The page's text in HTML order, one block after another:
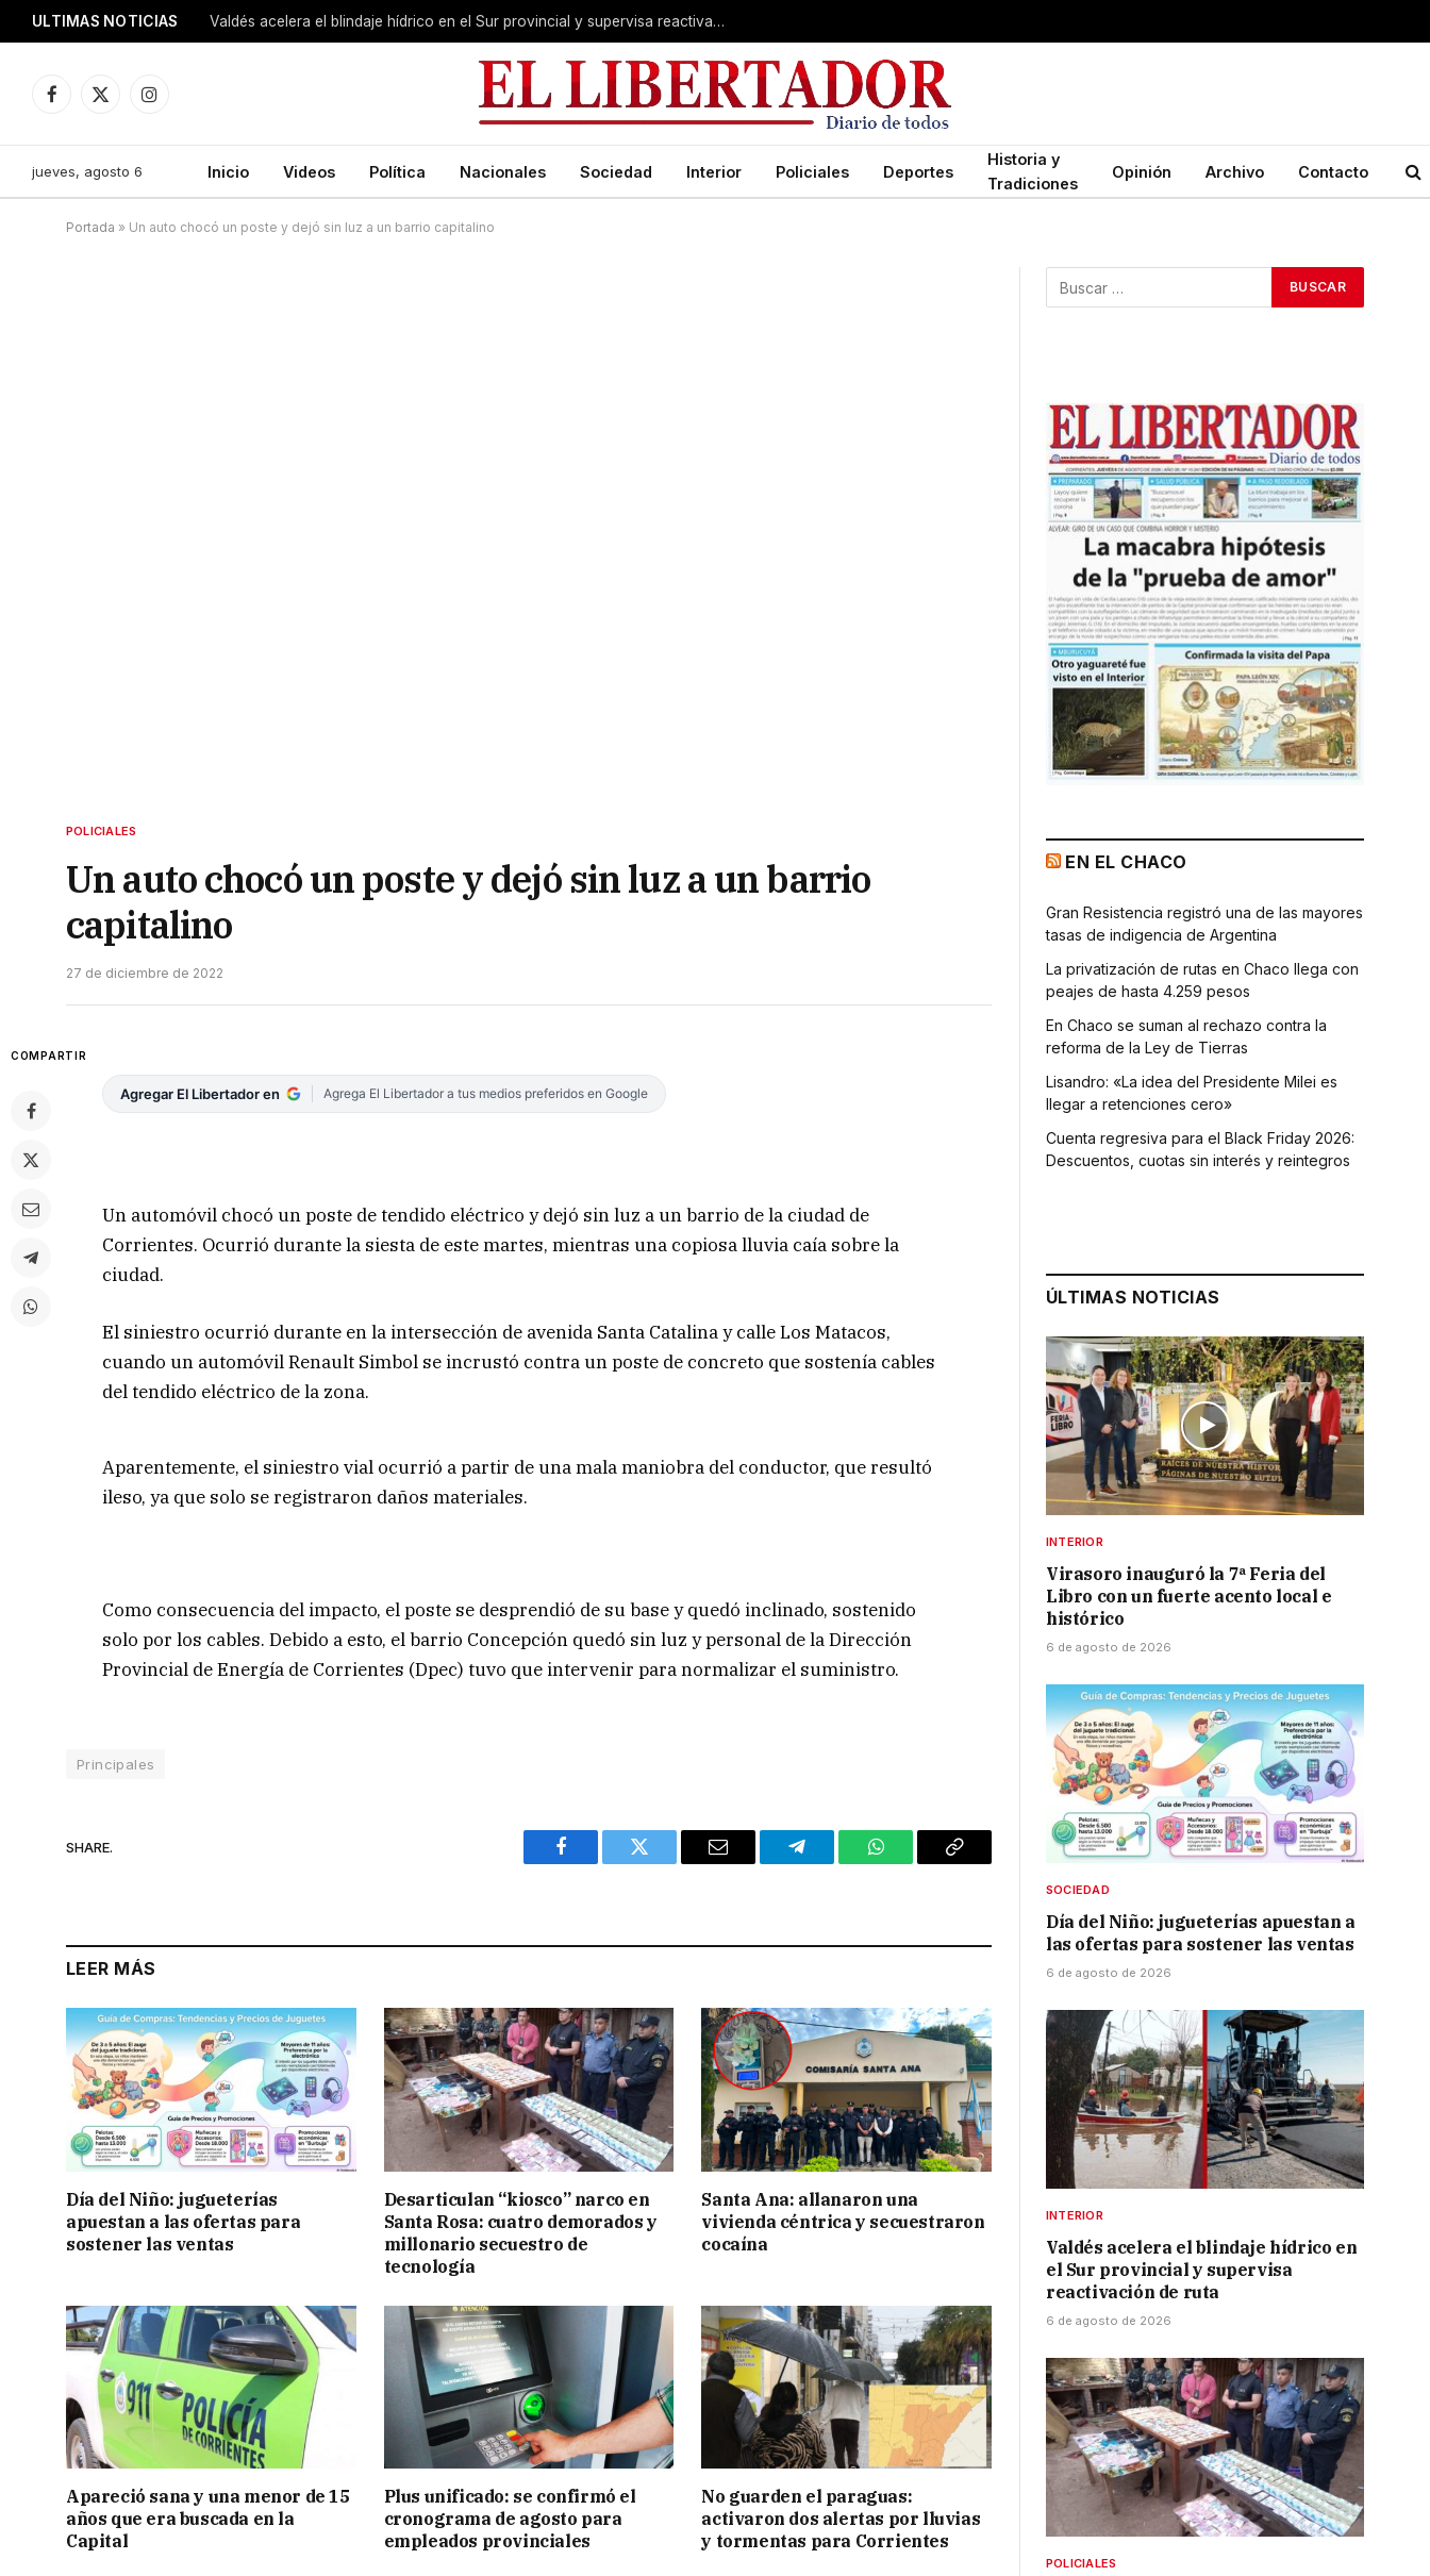
ULTIMAS NOTICIAS Valdés acelera el blindaje hídrico en el Sur provincial y supervisa reactivación de ruta
Facebook
X
Instagram
jueves, agosto 6 Inicio Videos Política Nacionales Sociedad Interior Policiales Deportes
Historia y
Tradiciones
Opinión Archivo Contacto
Portada » Un auto chocó un poste y dejó sin luz a un barrio capitalino
POLICIALES
Un auto chocó un poste y dejó sin luz a un barrio
capitalino
27 de diciembre de 2022
COMPARTIR
Agregar El Libertador en Agrega El Libertador a tus medios preferidos en Google
Un automóvil chocó un poste de tendido eléctrico y dejó sin luz a un barrio de la ciudad de
Corrientes. Ocurrió durante la siesta de este martes, mientras una copiosa lluvia caía sobre la
ciudad.
El siniestro ocurrió durante en la intersección de avenida Santa Catalina y calle Los Matacos,
cuando un automóvil Renault Simbol se incrustó contra un poste de concreto que sostenía cables
del tendido eléctrico de la zona.
Aparentemente, el siniestro vial ocurrió a partir de una mala maniobra del conductor, que resultó
ileso, ya que solo se registraron daños materiales.
Como consecuencia del impacto, el poste se desprendió de su base y quedó inclinado, sostenido
solo por los cables. Debido a esto, el barrio Concepción quedó sin luz y personal de la Dirección
Provincial de Energía de Corrientes (Dpec) tuvo que intervenir para normalizar el suministro.
Principales
SHARE.
Facebook Twitter Email Telegram WhatsAppCopy
LEER MÁS
Día del Niño: jugueterías
apuestan a las ofertas para
sostener las ventas
Desarticulan “kiosco” narco en
Santa Rosa: cuatro demorados y
millonario secuestro de
tecnología
Santa Ana: allanaron una
vivienda céntrica y secuestraron
cocaína
Apareció sana y una menor de 15
años que era buscada en la
Capital
Plus unificado: se confirmó el
cronograma de agosto para
empleados provinciales
No guarden el paraguas:
activaron dos alertas por lluvias
y tormentas para Corrientes
EN EL CHACO
Gran Resistencia registró una de las mayores
tasas de indigencia de Argentina
La privatización de rutas en Chaco llega con
peajes de hasta 4.259 pesos
En Chaco se suman al rechazo contra la
reforma de la Ley de Tierras
Lisandro: «La idea del Presidente Milei es
llegar a retenciones cero»
Cuenta regresiva para el Black Friday 2026:
Descuentos, cuotas sin interés y reintegros
ÚLTIMAS NOTICIAS
INTERIOR
Virasoro inauguró la 7ª Feria del
Libro con un fuerte acento local e
histórico
6 de agosto de 2026
SOCIEDAD
Día del Niño: jugueterías apuestan a
las ofertas para sostener las ventas
6 de agosto de 2026
INTERIOR
Valdés acelera el blindaje hídrico en
el Sur provincial y supervisa
reactivación de ruta
6 de agosto de 2026
POLICIALES